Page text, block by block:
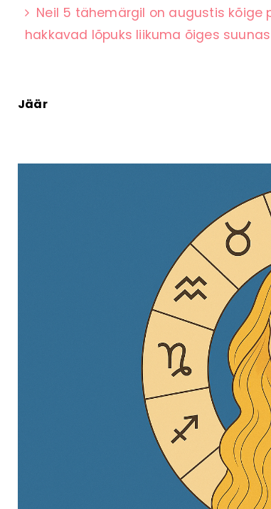
Neil 5 tähemärgil on augustis kõige
hakkavad lõpuks liikuma õiges suunas
Jäär